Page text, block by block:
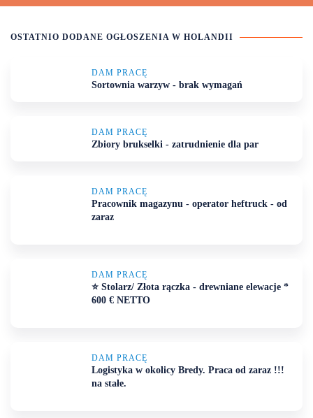
OSTATNIO DODANE OGŁOSZENIA W HOLANDII
DAM PRACĘ
Sortownia warzyw - brak wymagań
DAM PRACĘ
Zbiory brukselki - zatrudnienie dla par
DAM PRACĘ
Pracownik magazynu - operator heftruck - od
zaraz
DAM PRACĘ
⭐ Stolarz/ Złota rączka - drewniane elewacje *
600 € NETTO
DAM PRACĘ
Logistyka w okolicy Bredy. Praca od zaraz !!!
na stałe.